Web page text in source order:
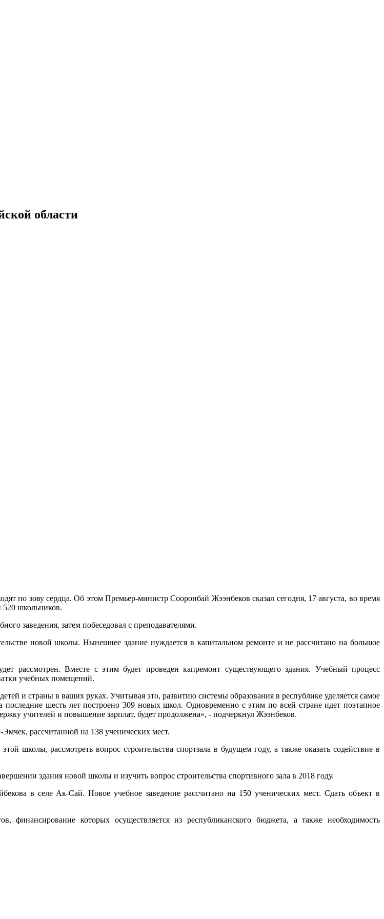
области
по зову сердца. Об этом Премьер-министр Сооронбай Жээнбеков сказал сегодня, 17 августа, во время
школьников.
заведения, затем побеседовал с преподавателями.
новой школы. Нынешнее здание нуждается в капитальном ремонте и не рассчитано на большое
рассмотрен. Вместе с этим будет проведен капремонт существующего здания. Учебный процесс
учебных помещений.
и страны в ваших руках. Учитывая это, развитию системы образования в республике уделяется самое
шесть лет построено 309 новых школ. Одновременно с этим по всей стране идет поэтапное
учителей и повышение зарплат, будет продолжена», - подчеркнул Жээнбеков.
рассчитанной на 138 ученических мест.
школы, рассмотреть вопрос строительства спортзала в будущем году, а также оказать содействие в
здания новой школы и изучить вопрос строительства спортивного зала в 2018 году.
в селе Ак-Сай. Новое учебное заведение рассчитано на 150 ученических мест. Сдать объект в
финансирование которых осуществляется из республиканского бюджета, а также необходимость